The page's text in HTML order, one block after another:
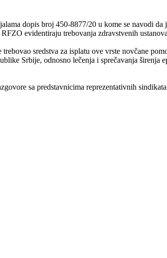
dopis broj 450-8877/20 u kome se navodi da
evidentiraju trebovanja zdravstvenih
sredstva za isplatu ove vrste novčane
Srbije, odnosno lečenja i sprečavanja širenja
sa predstavnicima reprezentativnih